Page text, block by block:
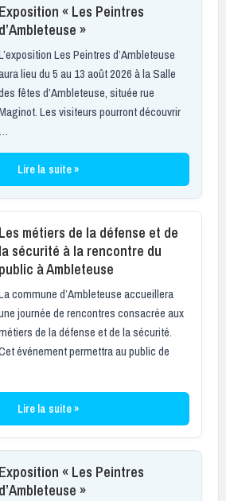
Exposition « Les Peintres
d’Ambleteuse »
Les Peintres d’Ambleteuse
lieu du 5 au 13 août 2026 à la Salle
fêtes d’Ambleteuse, située rue
Les visiteurs pourront découvrir
…
Lire la suite »
Les métiers de la défense et de
la sécurité à la rencontre du
public à Ambleteuse
commune d’Ambleteuse accueillera
journée de rencontres consacrée aux
de la défense et de la sécurité.
événement permettra au public de
Lire la suite »
Exposition « Les Peintres
d’Ambleteuse »